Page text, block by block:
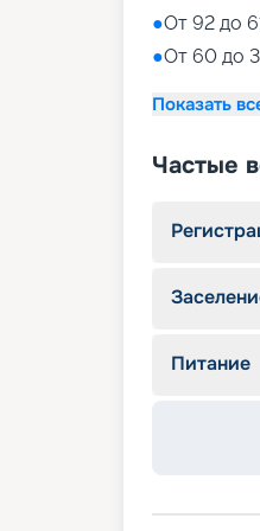
●От 92 до
●От 60 до
Показать
Частые
Питание